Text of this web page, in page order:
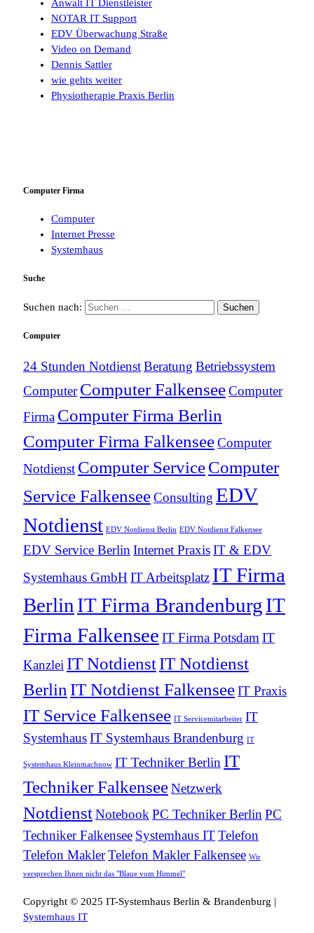
Anwalt IT Dienstleister
NOTAR IT Support
EDV Überwachung Straße
Video on Demand
Dennis Sattler
wie gehts weiter
Physiotherapie Praxis Berlin
Computer Firma
Computer
Internet Presse
Systemhaus
Suche
Suchen nach:
Computer
24 Stunden NotdienstBeratung Betriebssystem
Computer Computer FalkenseeComputer
Firma Computer Firma Berlin
Computer Firma FalkenseeComputer
Notdienst Computer ServiceComputer
Service FalkenseeConsulting EDV
Notdienst EDV Notdienst Berlin EDV Notdienst Falkensee
EDV Service Berlin Internet PraxisIT & EDV
Systemhaus GmbH IT Arbeitsplatz IT Firma
Berlin IT Firma BrandenburgIT
Firma Falkensee IT Firma Potsdam IT
Kanzlei IT NotdienstIT Notdienst
Berlin IT Notdienst FalkenseeIT Praxis
IT Service Falkensee IT Servicemitarbeiter IT
SystemhausIT Systemhaus Brandenburg IT
Systemhaus Kleinmachnow IT Techniker Berlin IT
Techniker FalkenseeNetzwerk
NotdienstNotebook PC Techniker Berlin PC
Techniker Falkensee Systemhaus ITTelefon
Telefon MaklerTelefon Makler Falkensee Wir
versprechen Ihnen nicht das "Blaue vom Himmel"
Copyright © 2025 IT-Systemhaus Berlin & Brandenburg |
Systemhaus IT